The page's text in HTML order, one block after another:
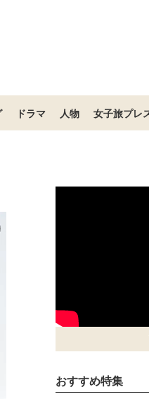
ドラマ 人物 女子旅プレ
おすすめ特集